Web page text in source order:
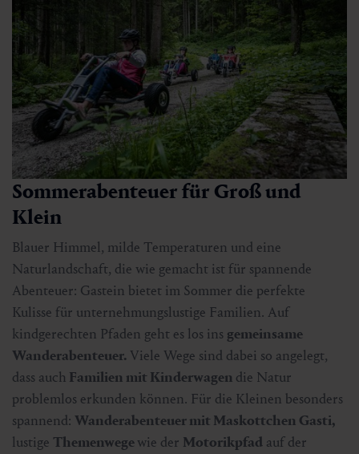
Sommerabenteuer für Groß und
Klein
Blauer Himmel, milde Temperaturen und eine
Naturlandschaft, die wie gemacht ist für spannende
Abenteuer: Gastein bietet im Sommer die perfekte
Kulisse für unternehmungslustige Familien. Auf
kindgerechten Pfaden geht es los ins gemeinsame
Wanderabenteuer. Viele Wege sind dabei so angelegt,
dass auch Familien mit Kinderwagen die Natur
problemlos erkunden können. Für die Kleinen besonders
spannend: Wanderabenteuer mit Maskottchen Gasti,
lustige Themenwegewie der Motorikpfad auf der